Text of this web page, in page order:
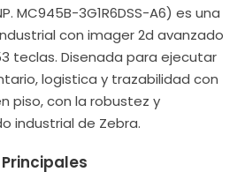
MC945B-3G1R6DSS-A6) es una
con imager 2d avanzado
teclas. Disenada para ejecutar
logistica y trazabilidad con
piso, con la robustez y
industrial de Zebra.